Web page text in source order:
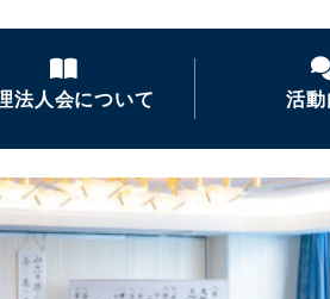
法人会について
法人会とは
を学ぶ
活動
経営者モ
活力朝礼